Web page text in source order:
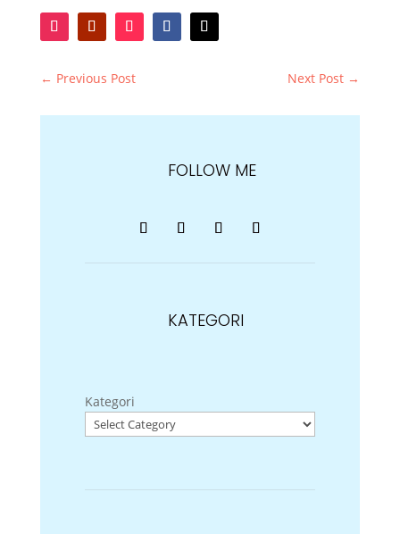
← Previous Post Next Post →
FOLLOW ME
KATEGORI
Kategori